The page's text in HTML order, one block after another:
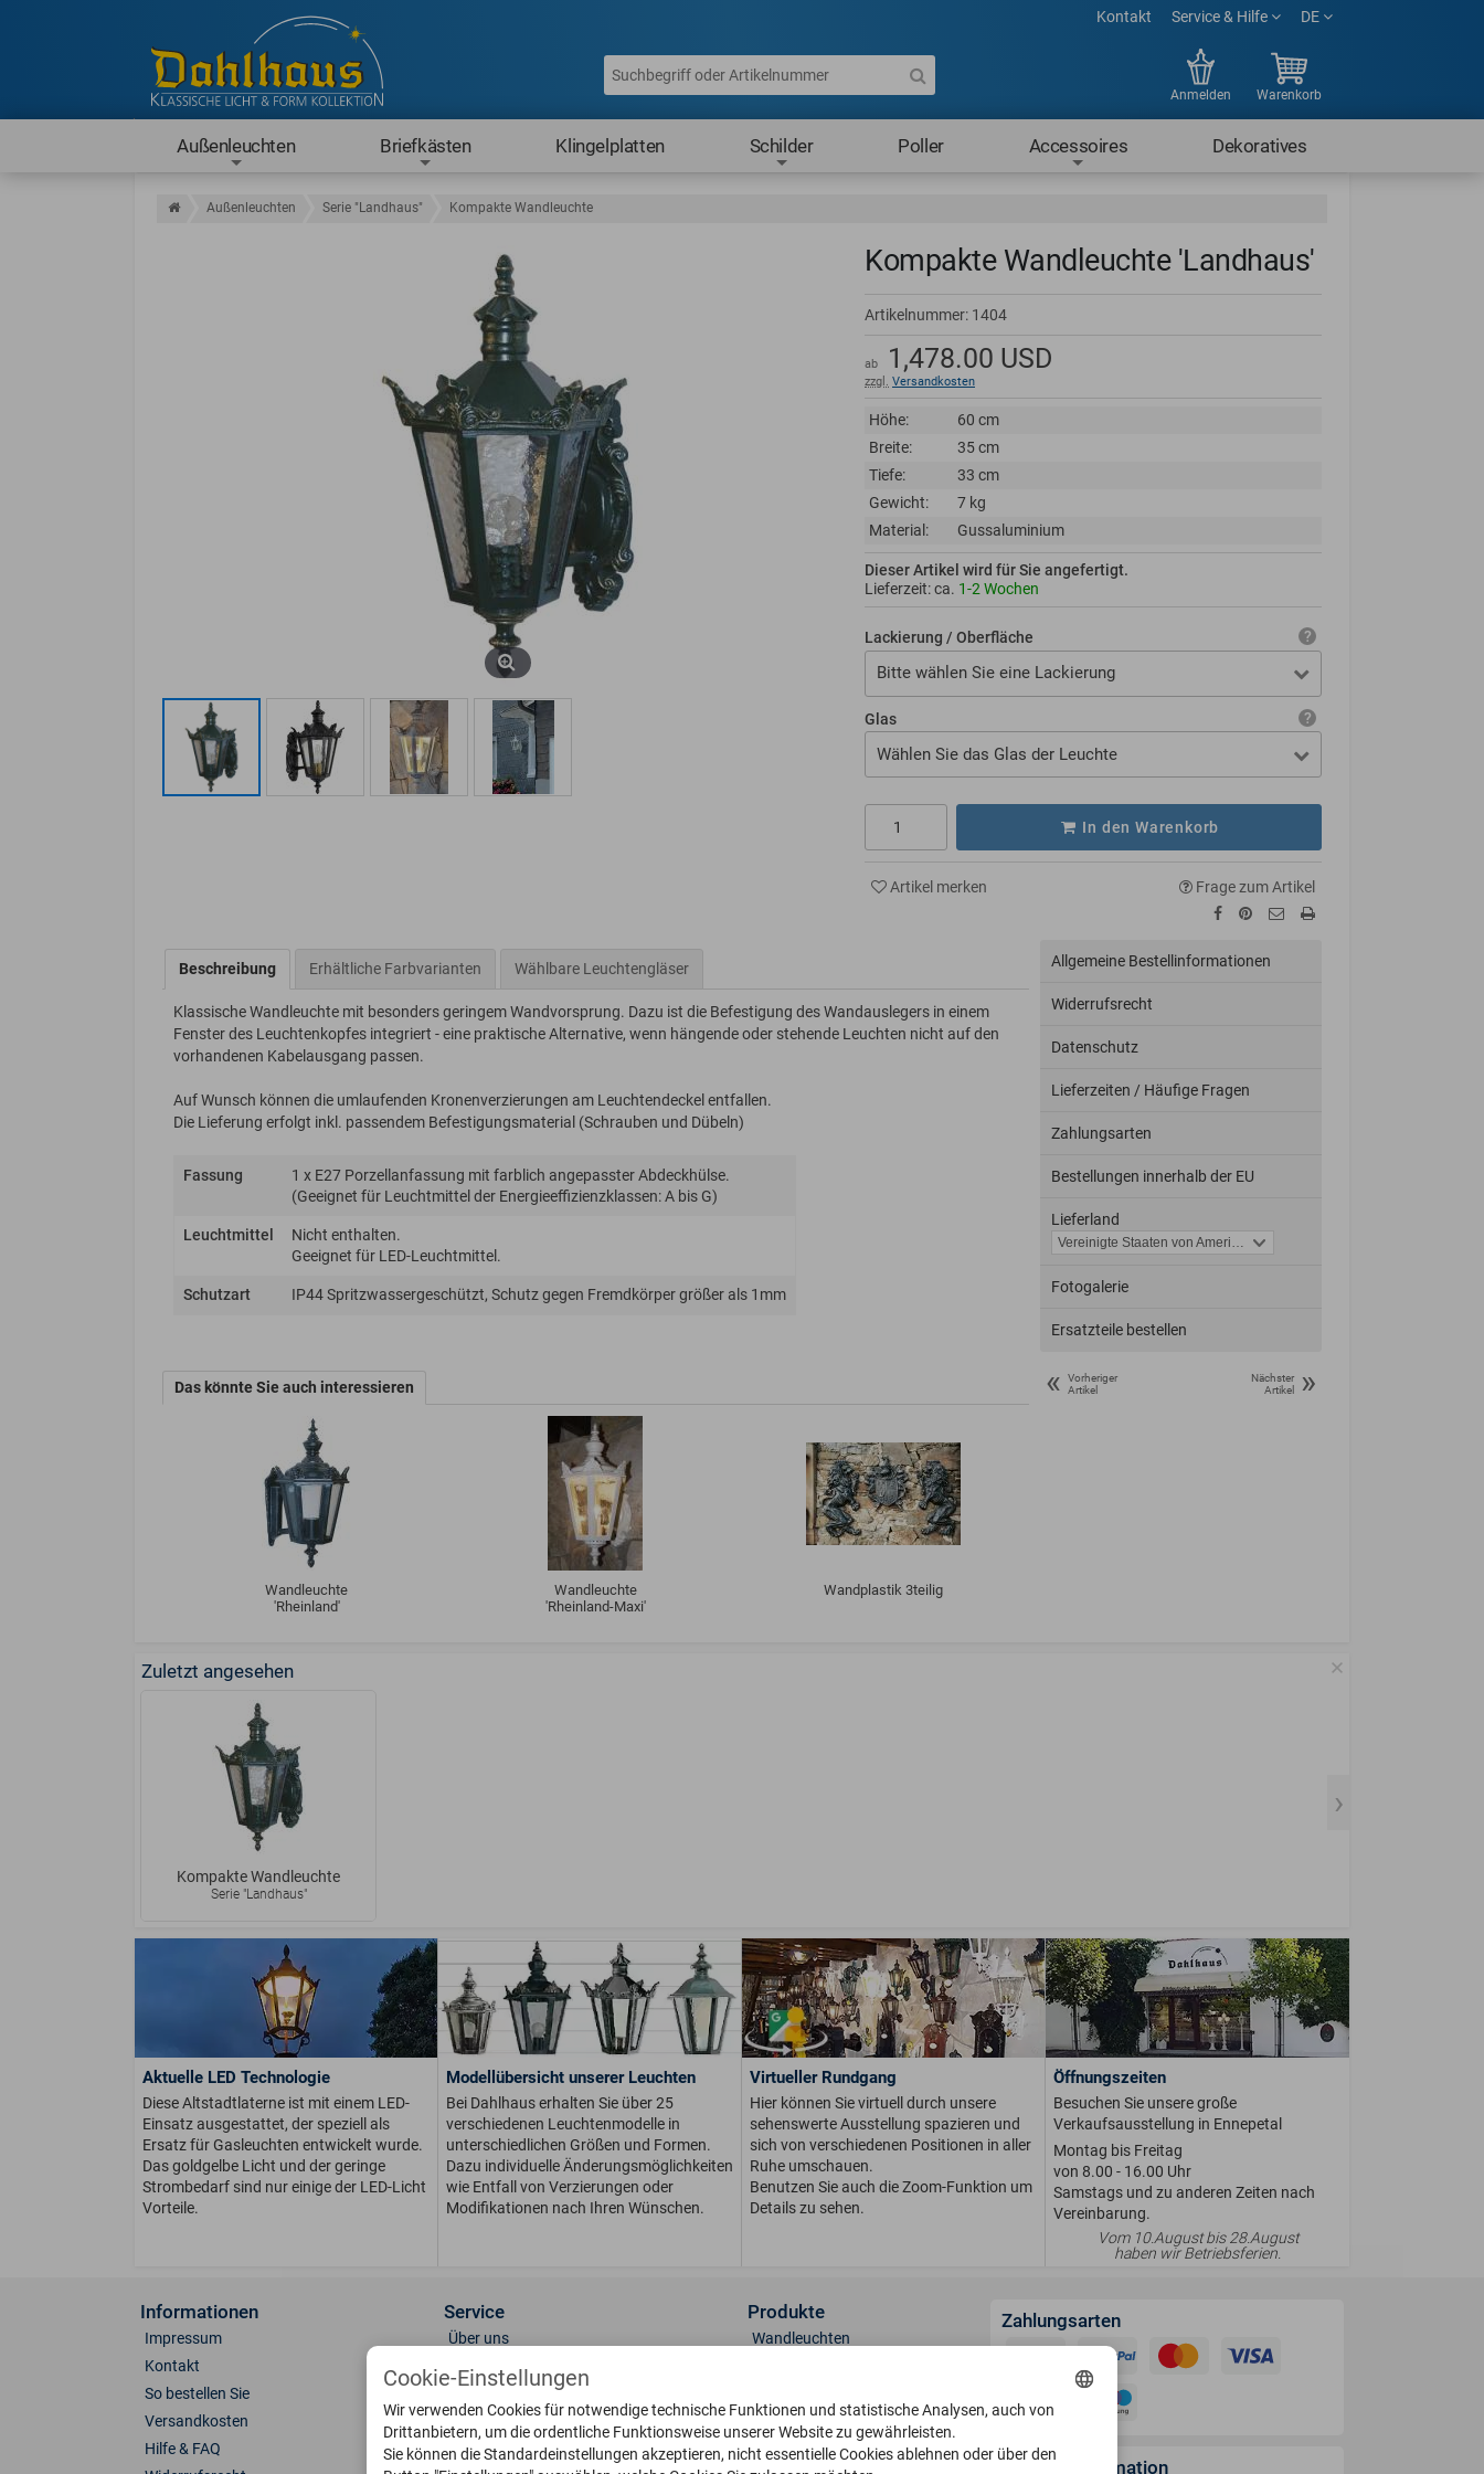
Kontakt Service & Hilfe DE
Anmelden Warenkorb
Außenleuchten Briefkästen Klingelplatten Schilder Poller Accessoires Dekoratives
Außenleuchten Serie "Landhaus" Kompakte Wandleuchte
Kompakte Wandleuchte 'Landhaus'
Artikelnummer: 1404
ab 1,478.00 USD
zzgl. Versandkosten
Höhe:
60 cm
Breite:
35 cm
Tiefe:
33 cm
Gewicht:
7 kg
Material:
Gussaluminium
Dieser Artikel wird für Sie angefertigt.
Lieferzeit: ca. 1-2 Wochen
Lackierung / Oberfläche
Bitte wählen Sie eine Lackierung
Glas
Wählen Sie das Glas der Leuchte
In den Warenkorb
Artikel merken Frage zum Artikel
Beschreibung Erhältliche Farbvarianten Wählbare Leuchtengläser
Klassische Wandleuchte mit besonders geringem Wandvorsprung. Dazu ist die Befestigung des Wandauslegers in einem
Fenster des Leuchtenkopfes integriert - eine praktische Alternative, wenn hängende oder stehende Leuchten nicht auf den
vorhandenen Kabelausgang passen.
Auf Wunsch können die umlaufenden Kronenverzierungen am Leuchtendeckel entfallen.
Die Lieferung erfolgt inkl. passendem Befestigungsmaterial (Schrauben und Dübeln)
Fassung
1 x E27 Porzellanfassung mit farblich angepasster Abdeckhülse.
(Geeignet für Leuchtmittel der Energie­effizienz­klassen: A bis G)
Leuchtmittel
Nicht enthalten.
Geeignet für LED-Leuchtmittel.
Schutzart IP44 Spritzwassergeschützt, Schutz gegen Fremdkörper größer als 1mm
Das könnte Sie auch interessieren
Wandleuchte
'Rheinland'
Wandleuchte
'Rheinland-Maxi'
Wandplastik 3teilig
Allgemeine Bestellinformationen
Widerrufsrecht
Datenschutz
Lieferzeiten / Häufige Fragen
Zahlungsarten
Bestellungen innerhalb der EU
Lieferland
Fotogalerie
Ersatzteile bestellen
«
Vorheriger
Artikel
Nächster
Artikel
»
Zuletzt angesehen
Kompakte Wandleuchte
Serie "Landhaus"
Aktuelle LED Technologie
Diese Altstadtlaterne ist mit einem LED-
Einsatz ausgestattet, der speziell als
Ersatz für Gasleuchten entwickelt wurde.
Das goldgelbe Licht und der geringe
Strombedarf sind nur einige der LED-Licht
Vorteile.
Modellübersicht unserer Leuchten
Bei Dahlhaus erhalten Sie über 25
verschiedenen Leuchtenmodelle in
unterschiedlichen Größen und For­men.
Dazu individuelle Än­de­rungs­möglichkeiten
wie Entfall von Ver­zie­run­gen oder
Modifikationen nach Ihren Wünschen.
Virtueller Rundgang
Hier können Sie virtuell durch unsere
sehenswerte Ausstellung spazieren und
sich von verschiedenen Positionen in aller
Ruhe umschauen.
Benutzen Sie auch die Zoom-Funktion um
Details zu sehen.
Öffnungszeiten
Besuchen Sie unsere große
Verkaufsausstellung in Ennepetal
Montag bis Freitag
von 8.00 - 16.00 Uhr
Samstags und zu anderen Zeiten nach
Vereinbarung.
Vom 10.August bis 28.August
haben wir Betriebsferien.
Informationen
Impressum
Kontakt
So bestellen Sie
Versandkosten
Hilfe & FAQ
Service
Über uns
Anfahrt
Farben & Oberflächen
Leuchtengläser
Produkte
Wandleuchten
Deckenleuchten
Briefkästen
Zahlungsarten
Versandinformation
Cookie-Einstellungen
Wir verwenden Cookies für notwendige technische Funktionen und statistische Analysen, auch von
Drittanbietern, um die ordentliche Funktionsweise unserer Website zu gewährleisten.
Sie können die Standardeinstellungen akzeptieren, nicht essentielle Cookies ablehnen oder über den